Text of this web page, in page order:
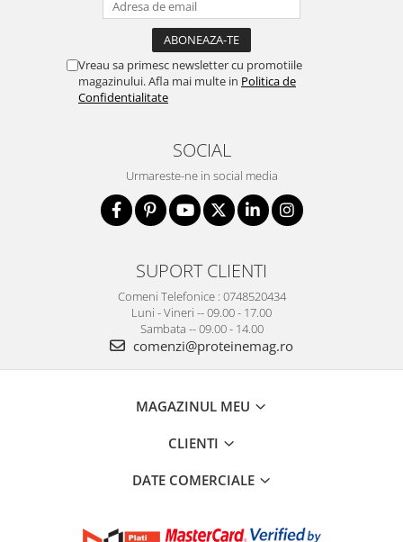
Vreau sa primesc newsletter cu promotiile
magazinului. Afla mai multe in Politica de
Confidentialitate
SOCIAL
Urmareste-ne in social media
SUPORT CLIENTI
Comeni Telefonice : 0748520434
Luni - Vineri -- 09.00 - 17.00
Sambata -- 09.00 - 14.00
comenzi@proteinemag.ro
MAGAZINUL MEU
CLIENTI
DATE COMERCIALE